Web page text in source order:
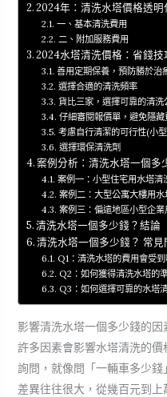
2024年：清洗水塔價格透明
一、基本清洗費用
二、附加服務費用
2024水塔清洗價格：省錢技
善用定期保養，預防勝於治
選擇合適的清洗頻率
貨比三家，選擇可靠的清洗
仔細審閱報價單，避免隱藏
考慮自行清潔的可行性(小
選擇環保清洗劑
案例分析：清洗水塔一個多
案例一：小型住宅用水塔清
案例二：大型公寓大樓用水
案例三：偏遠地區小型企業
清洗水塔一個多少錢？結論
清洗水塔一個多少錢？ 常見
Q1：清洗水塔的費用會受
Q2：如何獲得清洗水塔的
Q3：如何選擇可靠的水塔
影響清洗水塔一個多少錢的因
許多因素會影響水塔清洗的
詢問，就像問「一輛車多少
差異往往很大，從幾百元到